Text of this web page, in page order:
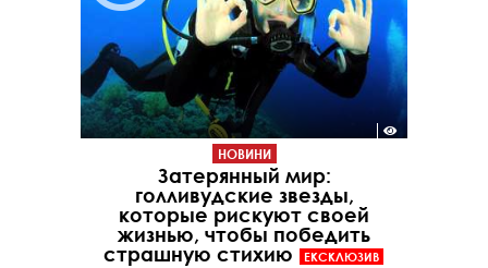
НОВИНИ
Затерянный мир:
голливудские звезды,
которые рискуют своей
жизнью, чтобы победить
страшную стихию
ЕКСКЛЮЗИВ